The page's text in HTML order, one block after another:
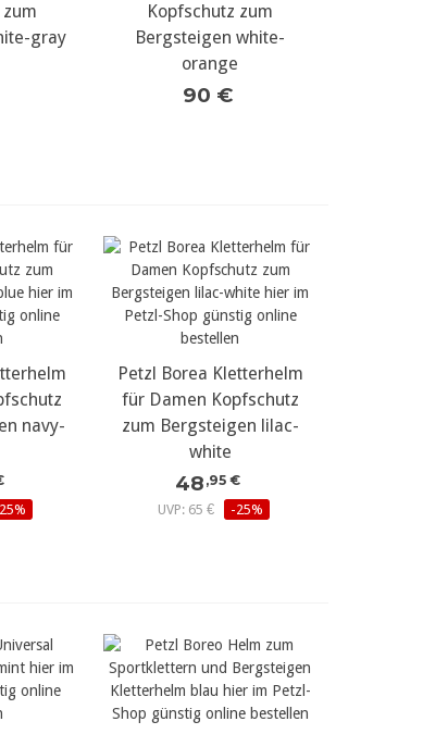
gray
Kopfschutz zum
Bergsteigen white-
orange
90 €
navy-
mehr Details...
Petzl Borea Kletterhelm
für Damen Kopfschutz
zum Bergsteigen lilac-
white
48 ,95 €
UVP: 65 €
-25%